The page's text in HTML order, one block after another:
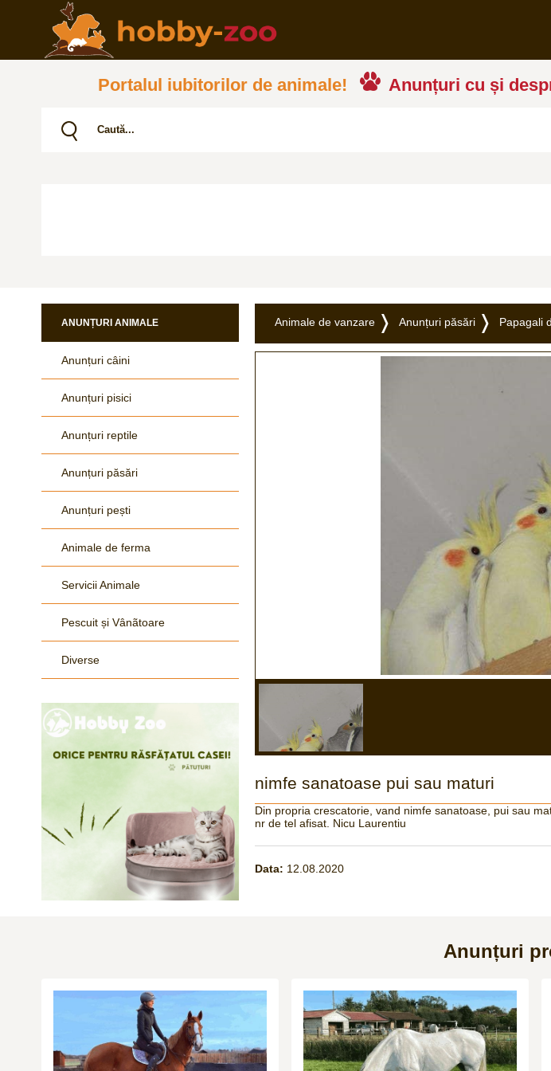
Portalul iubitorilor de animale! Anunțuri cu și
ANUNȚURI ANIMALE
Anunțuri câini
Anunțuri pisici
Anunțuri reptile
Anunțuri păsări
Anunțuri pești
Animale de ferma
Servicii Animale
Pescuit și Vânãtoare
Diverse
Animale de vanzare Anunțuri păsări Papagali
nimfe sanatoase pui sau maturi
Din propria crescatorie, vand nimfe sanatoase, pui sau
nr de tel afisat. Nicu Laurentiu
Data: 12.08.2020
Anunțuri